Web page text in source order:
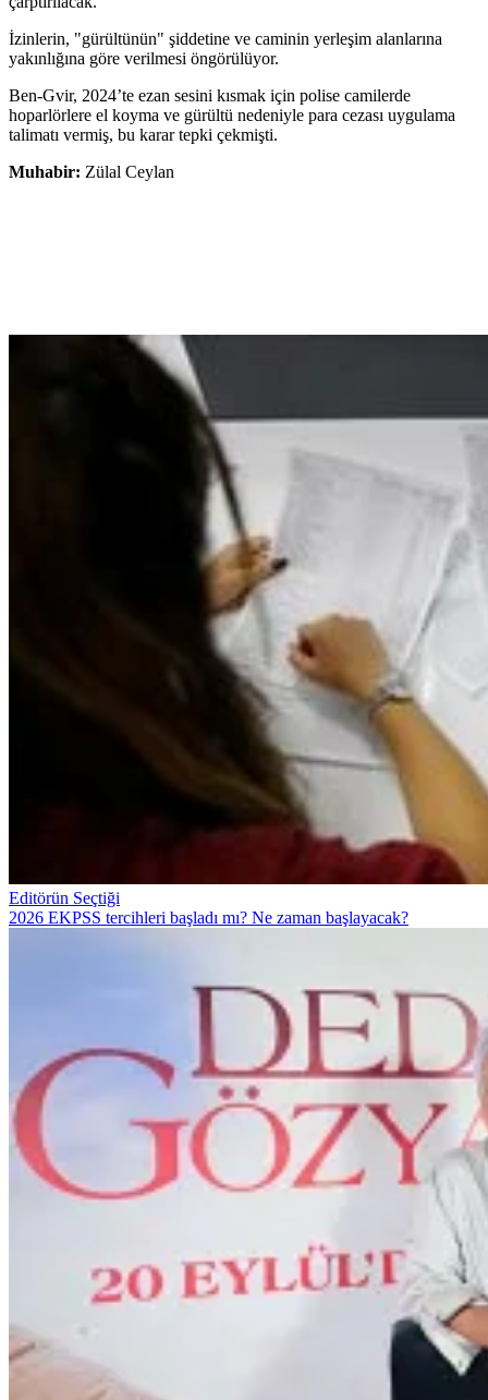
İzinlerin, "gürültünün" şiddetine ve caminin yerleşim alanlarına
yakınlığına göre verilmesi öngörülüyor.
Ben-Gvir, 2024’te ezan sesini kısmak için polise camilerde
hoparlörlere el koyma ve gürültü nedeniyle para cezası uygulama
talimatı vermiş, bu karar tepki çekmişti.
Muhabir: Zülal Ceylan
Editörün Seçtiği
2026 EKPSS tercihleri başladı mı? Ne zaman başlayacak?